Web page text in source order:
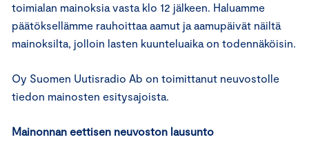
toimialan mainoksia vasta klo 12 jälkeen. Haluamme
päätöksellämme rauhoittaa aamut ja aamupäivät näiltä
mainoksilta, jolloin lasten kuunteluaika on todennäköisin.
Oy Suomen Uutisradio Ab on toimittanut neuvostolle
tiedon mainosten esitysajoista.
Mainonnan eettisen neuvoston lausunto